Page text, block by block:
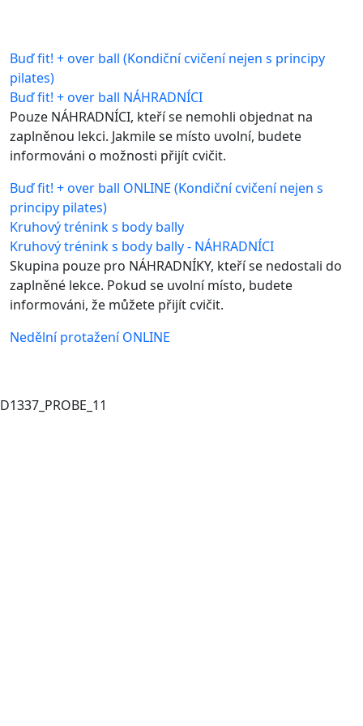
Buď fit! + over ball (Kondiční cvičení nejen s principy
pilates)
Buď fit! + over ball NÁHRADNÍCI
Pouze NÁHRADNÍCI, kteří se nemohli objednat na
zaplněnou lekci. Jakmile se místo uvolní, budete
informováni o možnosti přijít cvičit.
Buď fit! + over ball ONLINE (Kondiční cvičení nejen s
principy pilates)
Kruhový trénink s body bally
Kruhový trénink s body bally - NÁHRADNÍCI
Skupina pouze pro NÁHRADNÍKY, kteří se nedostali do
zaplněné lekce. Pokud se uvolní místo, budete
informováni, že můžete přijít cvičit.
Nedělní protažení ONLINE